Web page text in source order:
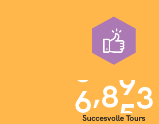
7,000
Succesvolle Tours